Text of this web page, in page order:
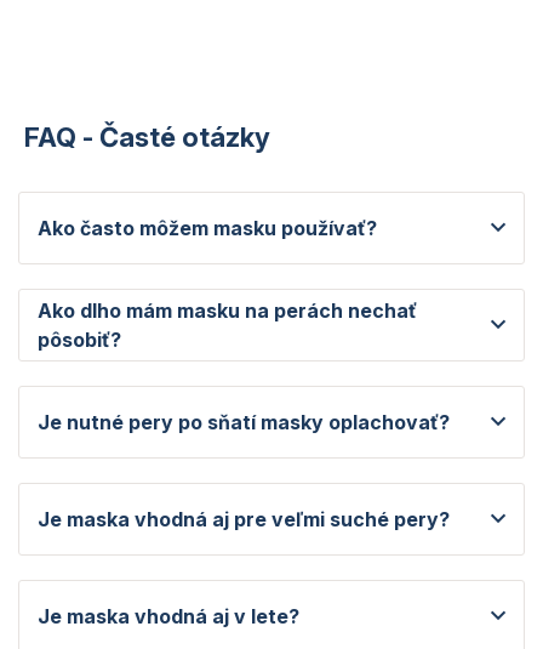
FAQ - Časté otázky
Ako často môžem masku používať?
Ako dlho mám masku na perách nechať
pôsobiť?
Je nutné pery po sňatí masky oplachovať?
Je maska vhodná aj pre veľmi suché pery?
Je maska vhodná aj v lete?